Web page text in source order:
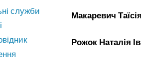
Макаревич
Рожок Наталія
служби